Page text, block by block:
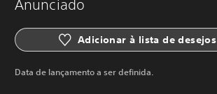
Anunciado
Adicionar à lista de desejos
Data de lançamento a ser definida.